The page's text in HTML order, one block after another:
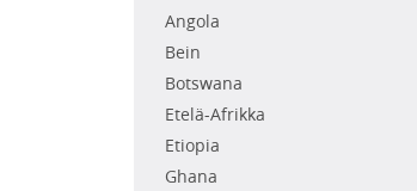
Angola
Bein
Botswana
Etelä-Afrikka
Etiopia
Ghana